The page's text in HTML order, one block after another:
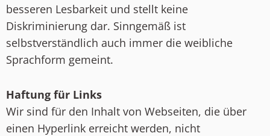
besseren Lesbarkeit und stellt keine
Diskriminierung dar. Sinngemäß ist
selbstverständlich auch immer die weibliche
Sprachform gemeint.
Haftung für Links
Wir sind für den Inhalt von Webseiten, die über
einen Hyperlink erreicht werden, nicht